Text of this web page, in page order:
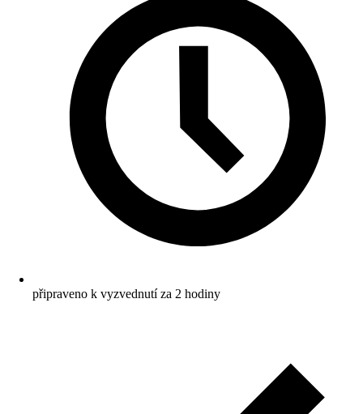
připraveno k vyzvednutí za 2 hodiny